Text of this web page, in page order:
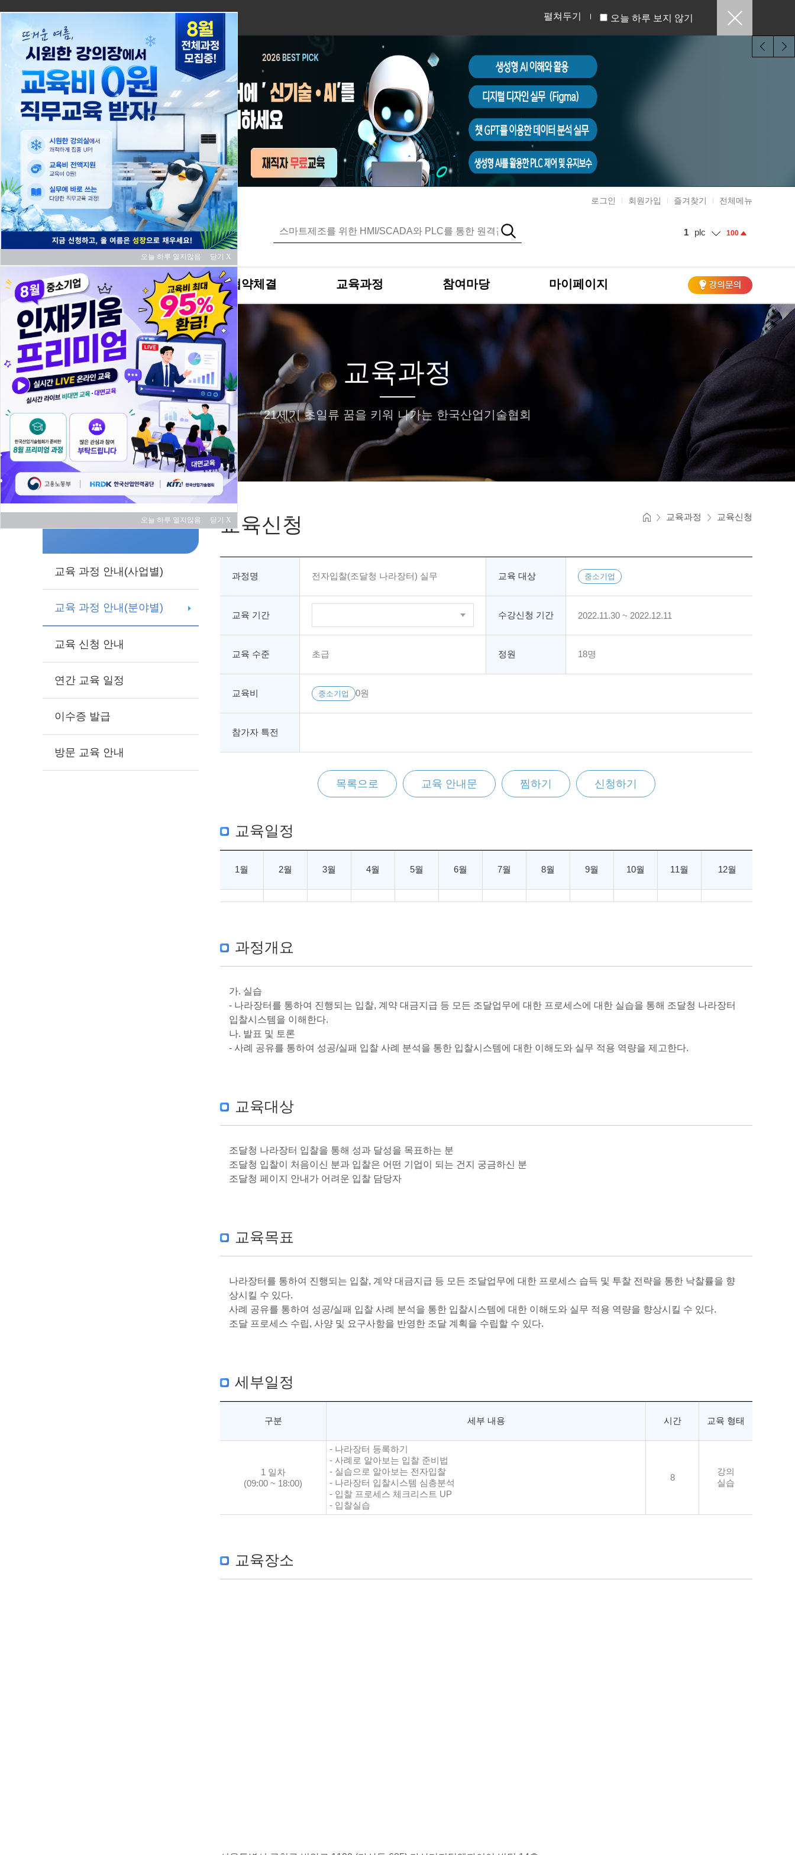
펼쳐두기 오늘 하루 보지 않기
로그인 회원가입 즐겨찾기 전체메뉴
1 plc 100
KITA소개 협약체결 교육과정 참여마당 마이페이지
교육과정
21세기 초일류 꿈을 키워 나가는 한국산업기술협회
교육 과정
교육 과정 안내(사업별)
교육 과정 안내(분야별)
교육 신청 안내
연간 교육 일정
이수증 발급
방문 교육 안내
교육신청 교육과정 교육신청
과정명 전자입찰(조달청 나라장터) 실무 교육 대상 중소기업
교육 기간 수강신청 기간 2022.11.30 ~ 2022.12.11
교육 수준 초급 정원 18명
교육비 중소기업 0원
참가자 특전
목록으로 교육 안내문 찜하기 신청하기
교육일정
1월 2월 3월 4월 5월 6월 7월 8월 9월 10월 11월 12월
과정개요
가. 실습
- 나라장터를 통하여 진행되는 입찰, 계약 대금지급 등 모든 조달업무에 대한 프로세스에 대한 실습을 통해 조달청 나라장터
입찰시스템을 이해한다.
나. 발표 및 토론
- 사례 공유를 통하여 성공/실패 입찰 사례 분석을 통한 입찰시스템에 대한 이해도와 실무 적용 역량을 제고한다.
교육대상
조달청 나라장터 입찰을 통해 성과 달성을 목표하는 분
조달청 입찰이 처음이신 분과 입찰은 어떤 기업이 되는 건지 궁금하신 분
조달청 페이지 안내가 어려운 입찰 담당자
교육목표
나라장터를 통하여 진행되는 입찰, 계약 대금지급 등 모든 조달업무에 대한 프로세스 습득 및 투찰 전략을 통한 낙찰률을 향
상시킬 수 있다.
사례 공유를 통하여 성공/실패 입찰 사례 분석을 통한 입찰시스템에 대한 이해도와 실무 적용 역량을 향상시킬 수 있다.
조달 프로세스 수립, 사양 및 요구사항을 반영한 조달 계획을 수립할 수 있다.
세부일정
구분 세부 내용 시간 교육 형태
1 일차
(09:00 ~ 18:00)
- 나라장터 등록하기
- 사례로 알아보는 입찰 준비법
- 실습으로 알아보는 전자입찰
- 나라장터 입찰시스템 심층분석
- 입찰 프로세스 체크리스트 UP
- 입찰실습
8
강의
실습
교육장소
오늘 하루 열지않음 닫기 X
오늘 하루 열지않음 닫기 X